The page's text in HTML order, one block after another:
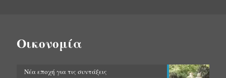
Οικονομία
Νέα εποχή για τις συντάξεις